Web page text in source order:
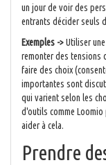
un jour de voir des
entrants décider seuls
Exemples ->Utiliser
remonter des tensions
faire des choix
importantes sont
qui varient selon les
d'outils comme
aider à cela.
Prendre